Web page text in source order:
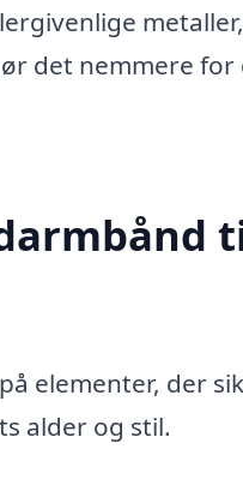
metaller,
det nemmere for
elementer, der
alder og stil.